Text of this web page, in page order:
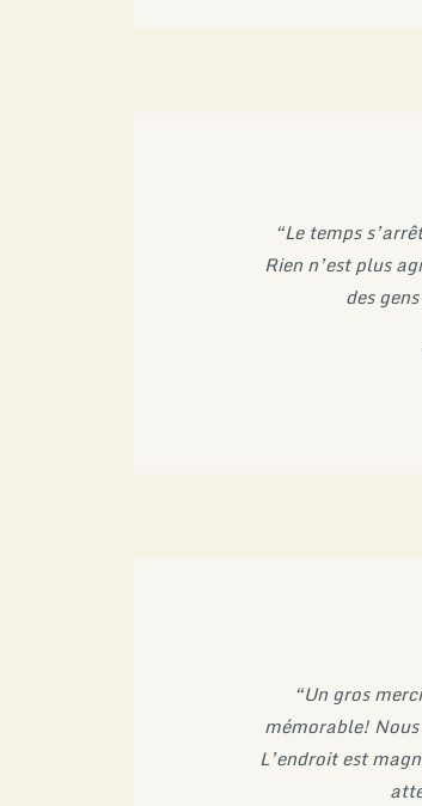
“Le temps
Rien n’est plus
des
“Un gros
mémorable!
L’endroit est